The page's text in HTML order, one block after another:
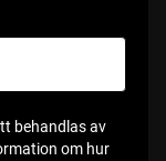
behandlas av
om hur